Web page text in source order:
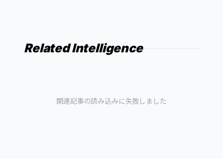
Related Intelligence
関連記事の読み込みに失敗しました